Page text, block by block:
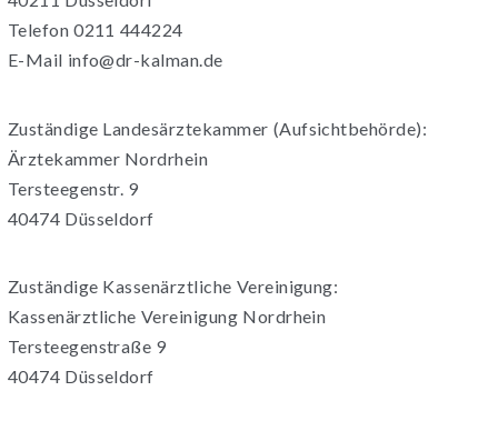
Telefon 0211 444224
E-Mail info@dr-kalman.de
Zuständige Landesärztekammer (Aufsichtbehörde):
Ärztekammer Nordrhein
Tersteegenstr. 9
40474 Düsseldorf
Zuständige Kassenärztliche Vereinigung:
Kassenärztliche Vereinigung Nordrhein
Tersteegenstraße 9
40474 Düsseldorf